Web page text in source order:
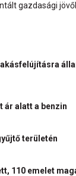
gazdasági
ár alatt a benzin
területén
110 emelet